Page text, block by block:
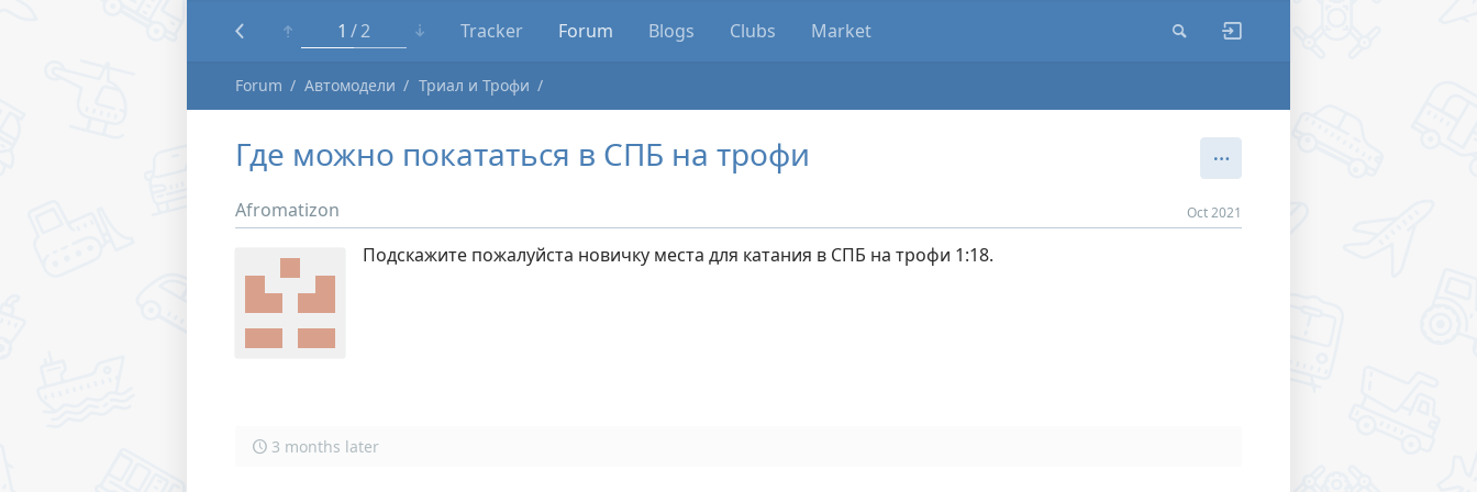
1 2 Tracker Forum Blogs Clubs Market
Forum Автомодели Триал и Трофи
Где можно покататься в СПБ на трофи
Afromatizon Oct 2021
Подскажите пожалуйста новичку места для катания в СПБ на трофи 1:18.
3 months later